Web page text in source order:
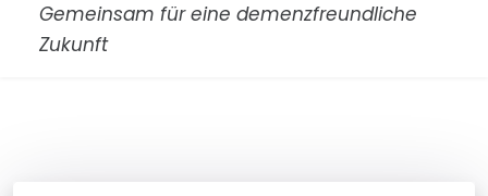
Gemeinsam für eine demenzfreundliche
Zukunft